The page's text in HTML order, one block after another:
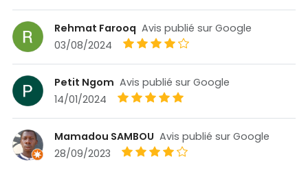
Rehmat Farooq Avis publié sur Google
03/08/2024
Petit Ngom Avis publié sur Google
14/01/2024
Mamadou SAMBOU Avis publié sur Google
28/09/2023